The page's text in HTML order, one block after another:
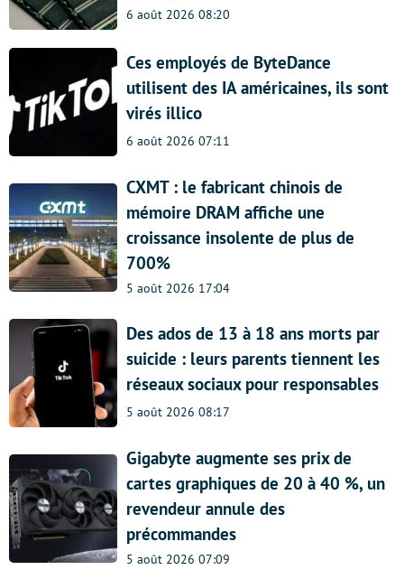
6 août 2026 08:20
Ces employés de ByteDance
utilisent des IA américaines, ils sont
virés illico
6 août 2026 07:11
CXMT : le fabricant chinois de
mémoire DRAM affiche une
croissance insolente de plus de
700%
5 août 2026 17:04
Des ados de 13 à 18 ans morts par
suicide : leurs parents tiennent les
réseaux sociaux pour responsables
5 août 2026 08:17
Gigabyte augmente ses prix de
cartes graphiques de 20 à 40 %, un
revendeur annule des
précommandes
5 août 2026 07:09